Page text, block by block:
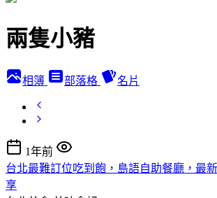
兩隻小豬
相簿 部落格 名片
1年前
台北最難訂位吃到飽，島語自助餐廳，最
享